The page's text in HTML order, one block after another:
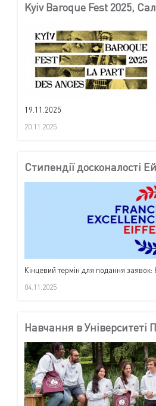
Kyiv Baroque Fest 2025,
19.11.2025
20.11.2025
Стипендії досконалості
Кінцевий термін для подання заявок:
04.11.2025
Навчання в Університеті